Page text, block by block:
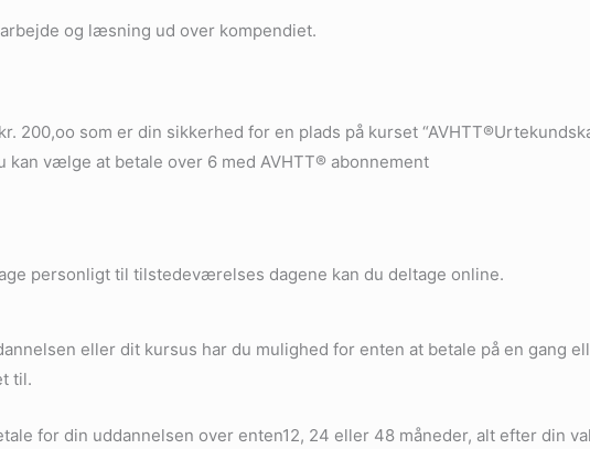
og læsning ud over kompendiet.
200,oo som er din sikkerhed for en plads på kurset
kan vælge at betale over 6 med AVHTT® abonnement
personligt til tilstedeværelses dagene kan du deltage online.
eller dit kursus har du mulighed for enten at betale på en gang
til.
for din uddannelsen over enten12, 24 eller 48 måneder, alt efter din